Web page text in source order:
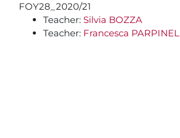
Vai al contenuto principale
Blocchi
FOY28_2020/21
Teacher: Silvia BOZZA
Teacher: Francesca PARPINEL